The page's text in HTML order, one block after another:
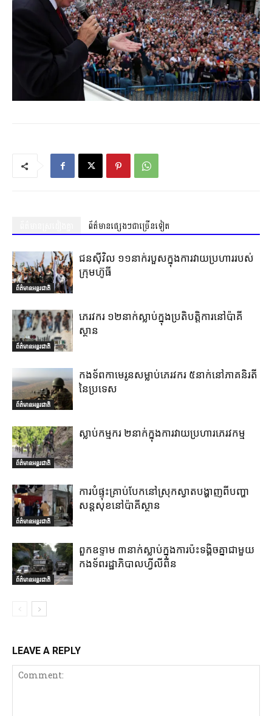
ព័ត៌មានផ្សេងៗជាច្រើនទៀត
ព័ត៌មានអន្តរជាតិ
ជនស៊ីវិល ១១នាក់របួសក្នុងការវាយប្រហាររបស់
ក្រុមហ៊ូធី
ព័ត៌មានអន្តរជាតិ
ភេរវករ ១២នាក់ស្លាប់ក្នុងប្រតិបត្តិការនៅប៉ាគី
ស្ថាន
ព័ត៌មានអន្តរជាតិ
កងទ័ពកាមេរូនសម្លាប់ភេរវករ ៥នាក់នៅភាគនិរតី
នៃប្រទេស
ព័ត៌មានអន្តរជាតិ
ស្លាប់កម្មករ ២នាក់ក្នុងការវាយប្រហារភេរវកម្ម
ព័ត៌មានអន្តរជាតិ
ការបំផ្ទុះគ្រាប់បែកនៅស្រុកស្វាតបង្ហាញពីបញ្ហា
សន្តសុខនៅប៉ាគីស្ថាន
ព័ត៌មានអន្តរជាតិ
ពួកឧទ្ទាម ៣នាក់ស្លាប់ក្នុងការប៉ះទង្គិចគ្នាជាមួយ
កងទ័ពរដ្ឋាភិបាលហ្វីលីពីន
LEAVE A REPLY